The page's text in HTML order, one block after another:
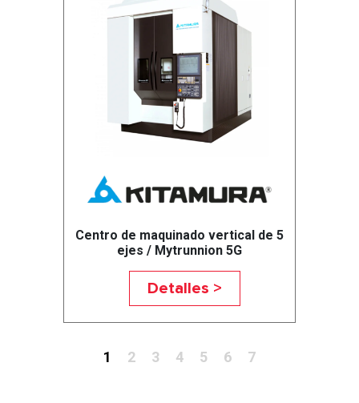
Centro de maquinado vertical de 5
ejes / Mytrunnion 5G
Detalles >
1 2 3 4 5 6 7